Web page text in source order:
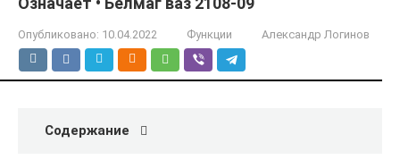
Опубликовано: 10.04.2022 Функции Александр Логинов
Содержание